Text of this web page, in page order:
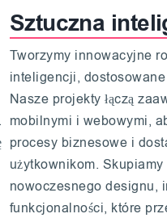
Sztuczna
Tworzymy innowacyjne
inteligencji,
Nasze projekty łączą
mobilnymi i webowymi,
procesy biznesowe i
użytkownikom.
nowoczesnego designu,
funkcjonalności, które